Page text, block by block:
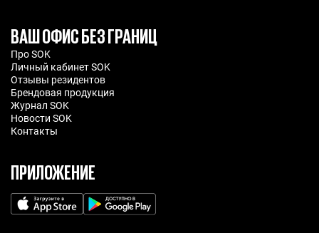
ВАШ ОФИС БЕЗ ГРАНИЦ
Про SOK
Личный кабинет SOK
Отзывы резидентов
Брендовая продукция
Журнал SOK
Новости SOK
Контакты
ПРИЛОЖЕНИЕ